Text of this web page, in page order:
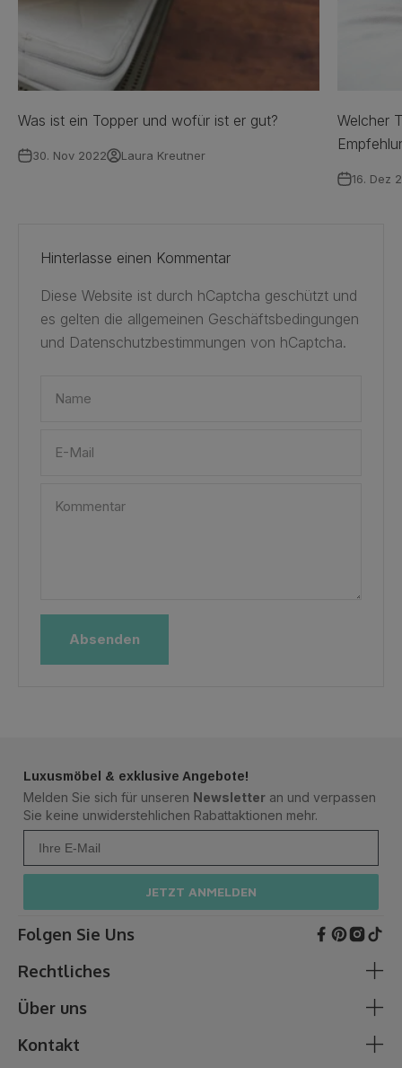
Was ist ein Topper und wofür ist er gut?
30. Nov 2022 Laura Kreutner
Welcher
16. Dez
Hinterlasse einen Kommentar
Diese Website ist durch hCaptcha geschützt und
es gelten die allgemeinen Geschäftsbedingungen
und Datenschutzbestimmungen von hCaptcha.
Name
E-Mail
Kommentar
Absenden
Luxusmöbel & exklusive Angebote!
Melden Sie sich für unseren Newsletter an und verpassen
Sie keine unwiderstehlichen Rabattaktionen mehr.
JETZT ANMELDEN
Folgen Sie Uns
Rechtliches
AGB & Kundeninformationen
Cookie-Richtlinie
Über uns
Zahlung & Versand
Kontakt